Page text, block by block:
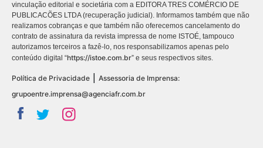
vinculação editorial e societária com a EDITORA TRES COMÉRCIO DE
PUBLICACÕES LTDA (recuperação judicial). Informamos também que não
realizamos cobranças e que também não oferecemos cancelamento do
contrato de assinatura da revista impressa de nome ISTOÉ, tampouco
autorizamos terceiros a fazê-lo, nos responsabilizamos apenas pelo
conteúdo digital “https://istoe.com.br” e seus respectivos sites.
Política de Privacidade
Assessoria de Imprensa:
grupoentre.imprensa@agenciafr.com.br